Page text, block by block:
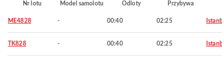
Nr lotu Model samolotu Odloty Przybywa
ME4828 - 00:40 02:25
TK828 - 00:40 02:25